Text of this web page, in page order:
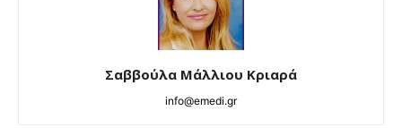
Σαββούλα Μάλλιου Κριαρά
info@emedi.gr